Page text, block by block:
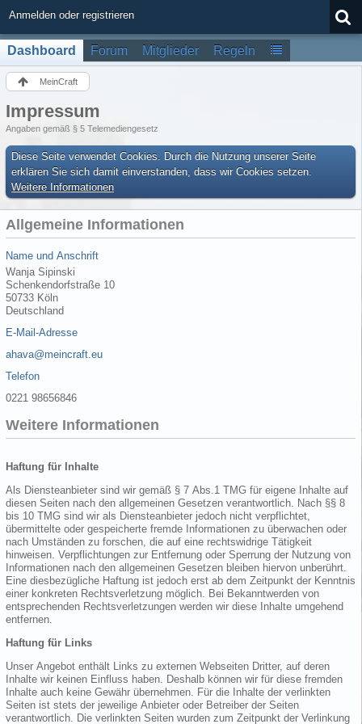
Anmelden oder registrieren
Dashboard Forum Mitglieder Regeln
MeinCraft
Impressum
Angaben gemäß § 5 Telemediengesetz
Diese Seite verwendet Cookies. Durch die Nutzung unserer Seite
erklären Sie sich damit einverstanden, dass wir Cookies setzen.
Weitere Informationen
Allgemeine Informationen
Name und Anschrift
Wanja Sipinski
Schenkendorfstraße 10
50733 Köln
Deutschland
E-Mail-Adresse
ahava@meincraft.eu
Telefon
0221 98656846
Weitere Informationen
Haftung für Inhalte
Als Diensteanbieter sind wir gemäß § 7 Abs.1 TMG für eigene Inhalte auf
diesen Seiten nach den allgemeinen Gesetzen verantwortlich. Nach §§ 8
bis 10 TMG sind wir als Diensteanbieter jedoch nicht verpflichtet,
übermittelte oder gespeicherte fremde Informationen zu überwachen oder
nach Umständen zu forschen, die auf eine rechtswidrige Tätigkeit
hinweisen. Verpflichtungen zur Entfernung oder Sperrung der Nutzung von
Informationen nach den allgemeinen Gesetzen bleiben hiervon unberührt.
Eine diesbezügliche Haftung ist jedoch erst ab dem Zeitpunkt der Kenntnis
einer konkreten Rechtsverletzung möglich. Bei Bekanntwerden von
entsprechenden Rechtsverletzungen werden wir diese Inhalte umgehend
entfernen.
Haftung für Links
Unser Angebot enthält Links zu externen Webseiten Dritter, auf deren
Inhalte wir keinen Einfluss haben. Deshalb können wir für diese fremden
Inhalte auch keine Gewähr übernehmen. Für die Inhalte der verlinkten
Seiten ist stets der jeweilige Anbieter oder Betreiber der Seiten
verantwortlich. Die verlinkten Seiten wurden zum Zeitpunkt der Verlinkung